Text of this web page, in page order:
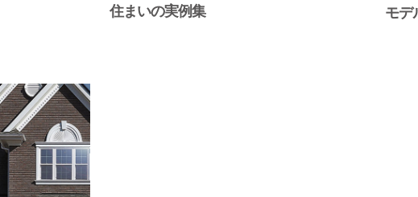
住まいの実例集 モデ